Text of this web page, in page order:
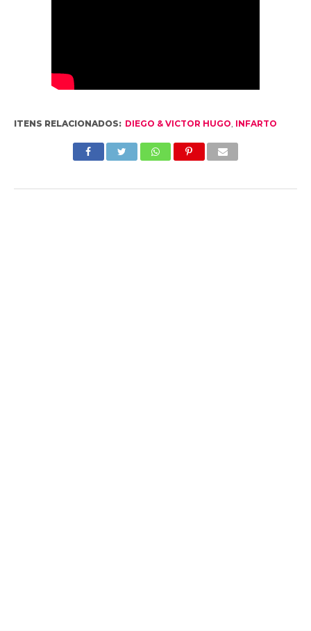
ITENS RELACIONADOS: DIEGO & VICTOR HUGO, INFARTO